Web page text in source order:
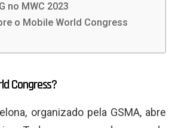
no MWC 2023
o Mobile World Congress
Congress?
​​​​organizado pela GSMA, abre